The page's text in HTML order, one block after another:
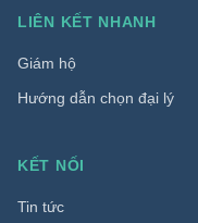
LIÊN KẾT NHANH
Giám hộ
Hướng dẫn chọn đại lý
KẾT NỐI
Tin tức